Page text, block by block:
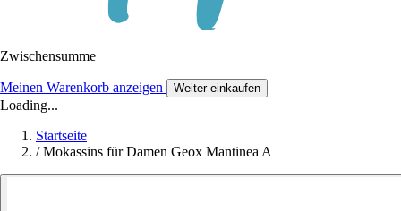
Zwischensumme
Meinen Warenkorb anzeigen Weiter einkaufen
Loading...
Startseite
/ Mokassins für Damen Geox Mantinea A